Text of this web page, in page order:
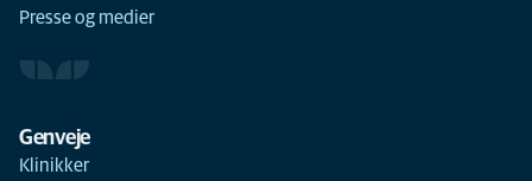
Presse og medier
Genveje
Klinikker